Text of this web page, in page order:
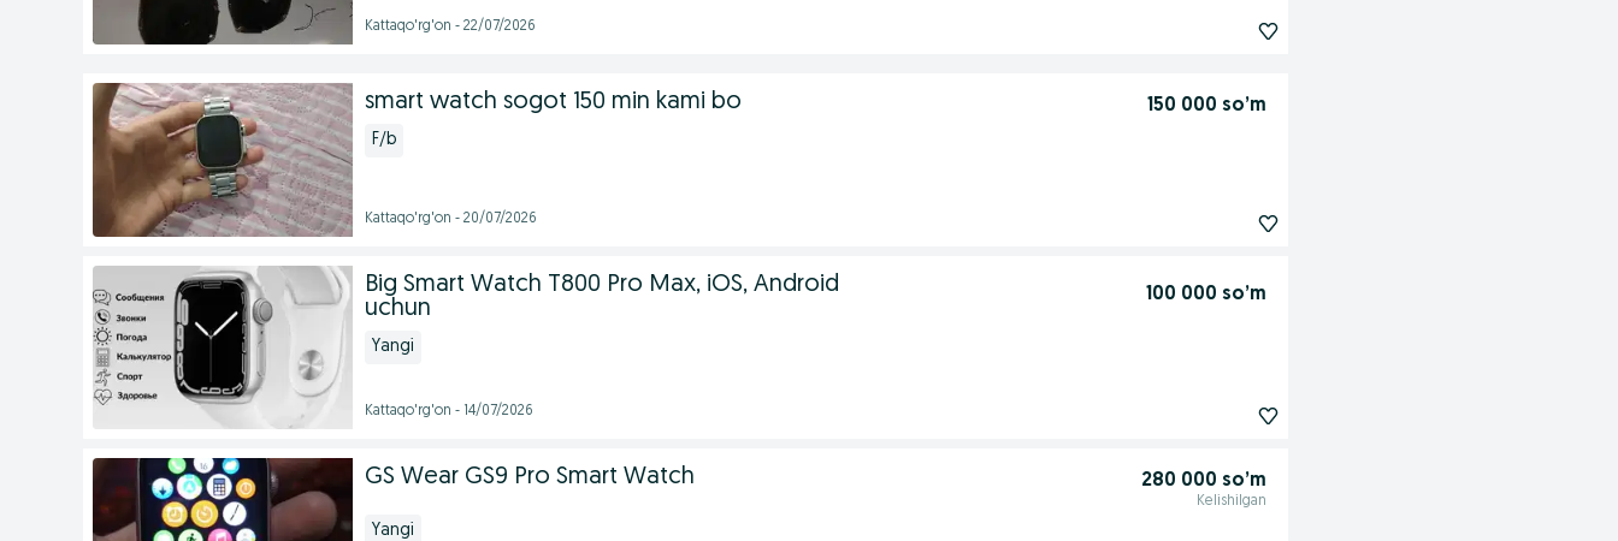
Kattaqo'rg'on - 22/07/2026
smart watch sogot 150 min kami bo 150 000 so’m
F/b
Kattaqo'rg'on - 20/07/2026
Big Smart Watch T800 Pro Max, iOS, Android
uchun
100 000 so’m
Yangi
Kattaqo'rg'on - 14/07/2026
GS Wear GS9 Pro Smart Watch 280 000 so’m
Kelishilgan
Yangi